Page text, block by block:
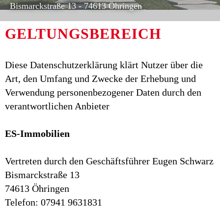
Bismarckstraße 13 - 74613 Öhringen
GELTUNGSBEREICH
Diese Datenschutzerklärung klärt Nutzer über die
Art, den Umfang und Zwecke der Erhebung und
Verwendung personenbezogener Daten durch den
verantwortlichen Anbieter
ES-Immobilien
Vertreten durch den Geschäftsführer Eugen Schwarz
Bismarckstraße 13
74613 Öhringen
Telefon: 07941 9631831